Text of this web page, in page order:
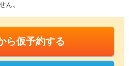
ん。
ら仮予約する